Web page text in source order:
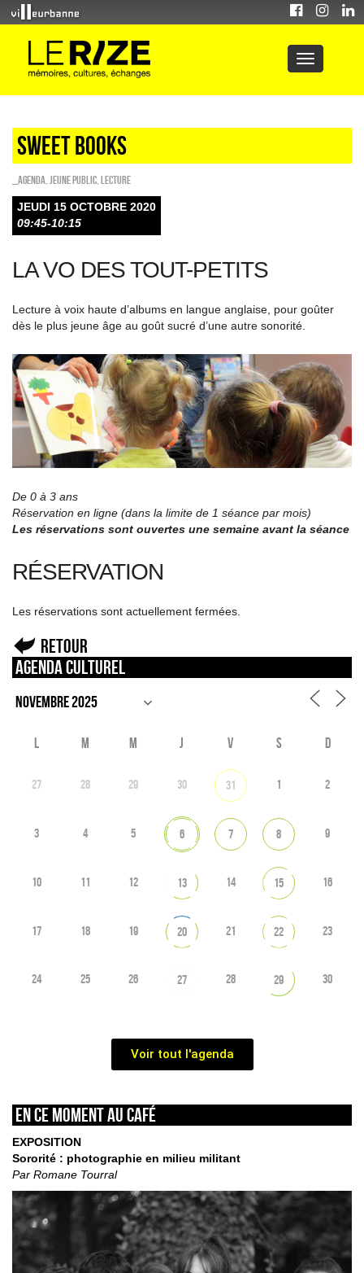
Sweet Books
_Agenda Jeune public Lecture
JEUDI 15 OCTOBRE 2020
09:45-10:15
LA VO DES TOUT-PETITS
Lecture à voix haute d’albums en langue anglaise, pour goûter
dès le plus jeune âge au goût sucré d’une autre sonorité.
De 0 à 3 ans
Réservation en ligne (dans la limite de 1 séance par mois)
Les réservations sont ouvertes une semaine avant la séance
RÉSERVATION
Les réservations sont actuellement fermées.
Retour
Agenda culturel
L M M J V S D
27 28 29 30 31 1 2
3 4 5 6 7 8 9
10 11 12 13 14 15 16
17 18 19 20 21 22 23
24 25 26 27 28 29 30
Voir tout l'agenda
En ce moment au café
EXPOSITION
Sororité : photographie en milieu militant
Par Romane Tourral